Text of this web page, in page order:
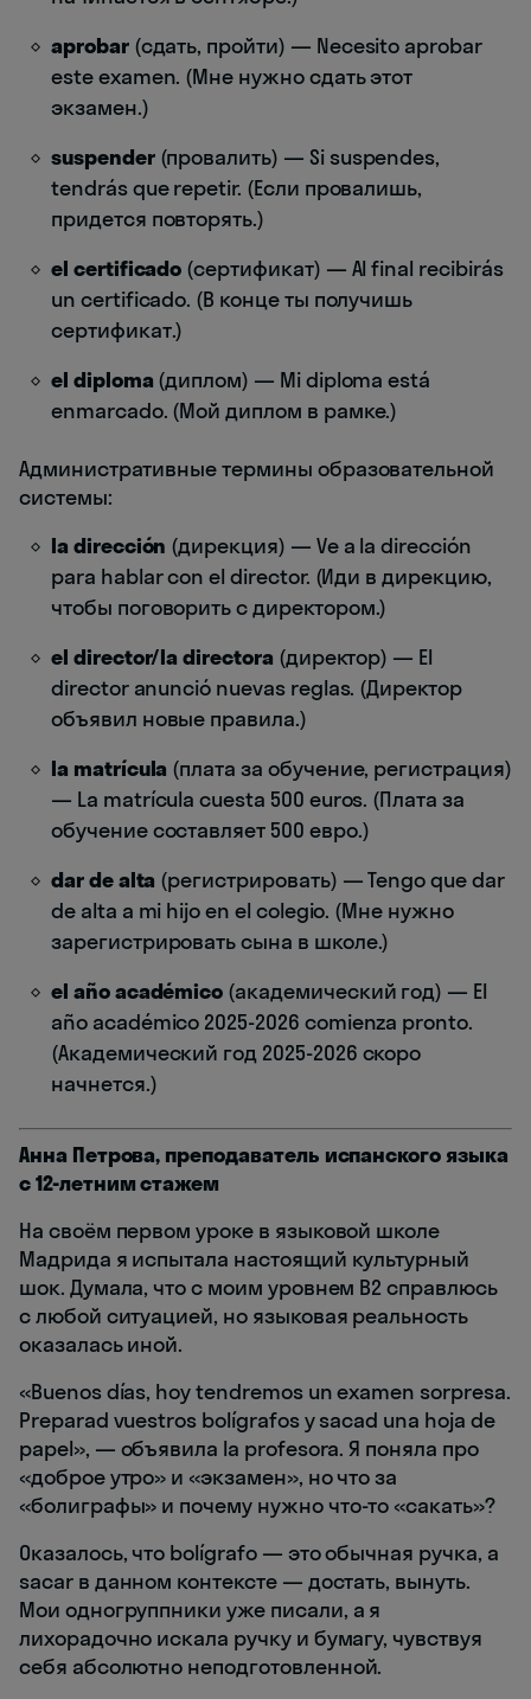
aprobar(сдать, пройти) — Necesito aprobar
este examen. (Мне нужно сдать этот
экзамен.)
suspender(провалить) — Si suspendes,
tendrás que repetir. (Если провалишь,
придется повторять.)
el certificado (сертификат) — Al final recibirás
un certificado. (В конце ты получишь
сертификат.)
el diploma (диплом) — Mi diploma está
enmarcado. (Мой диплом в рамке.)
Административные термины образовательной
системы:
la dirección (дирекция) — Ve a la dirección
para hablar con el director. (Иди в дирекцию,
чтобы поговорить с директором.)
el director/la directora (директор) — El
director anunció nuevas reglas. (Директор
объявил новые правила.)
la matrícula (плата за обучение, регистрация)
— La matrícula cuesta 500 euros. (Плата за
обучение составляет 500 евро.)
dar de alta (регистрировать) — Tengo que dar
de alta a mi hijo en el colegio. (Мне нужно
зарегистрировать сына в школе.)
el año académico (академический год) — El
año académico 2025-2026 comienza pronto.
(Академический год 2025-2026 скоро
начнется.)
Анна Петрова, преподаватель испанского языка
с 12-летним стажем
На своём первом уроке в языковой школе
Мадрида я испытала настоящий культурный
шок. Думала, что с моим уровнем B2 справлюсь
с любой ситуацией, но языковая реальность
оказалась иной.
«Buenos días, hoy tendremos un examen sorpresa.
Preparad vuestros bolígrafos y sacad una hoja de
papel», — объявила la profesora. Я поняла про
«доброе утро» и «экзамен», но что за
«болиграфы» и почему нужно что-то «сакать»?
Оказалось, что bolígrafo — это обычная ручка, а
sacar в данном контексте — достать, вынуть.
Мои одногруппники уже писали, а я
лихорадочно искала ручку и бумагу, чувствуя
себя абсолютно неподготовленной.